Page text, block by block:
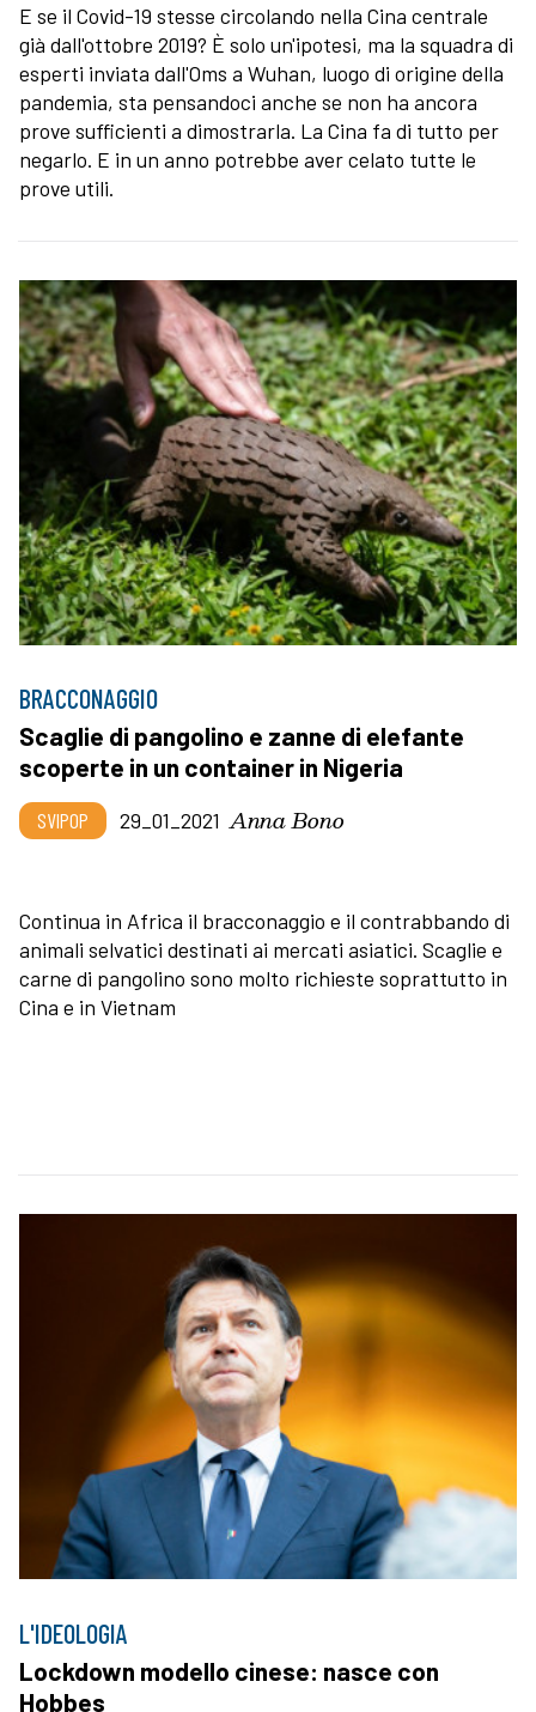
E se il Covid-19 stesse circolando nella Cina centrale
già dall'ottobre 2019? È solo un'ipotesi, ma la squadra di
esperti inviata dall'Oms a Wuhan, luogo di origine della
pandemia, sta pensandoci anche se non ha ancora
prove sufficienti a dimostrarla. La Cina fa di tutto per
negarlo. E in un anno potrebbe aver celato tutte le
prove utili.
BRACCONAGGIO
Scaglie di pangolino e zanne di elefante
scoperte in un container in Nigeria
SVIPOP 29_01_2021 Anna Bono
Continua in Africa il bracconaggio e il contrabbando di
animali selvatici destinati ai mercati asiatici. Scaglie e
carne di pangolino sono molto richieste soprattutto in
Cina e in Vietnam
L'IDEOLOGIA
Lockdown modello cinese: nasce con
Hobbes